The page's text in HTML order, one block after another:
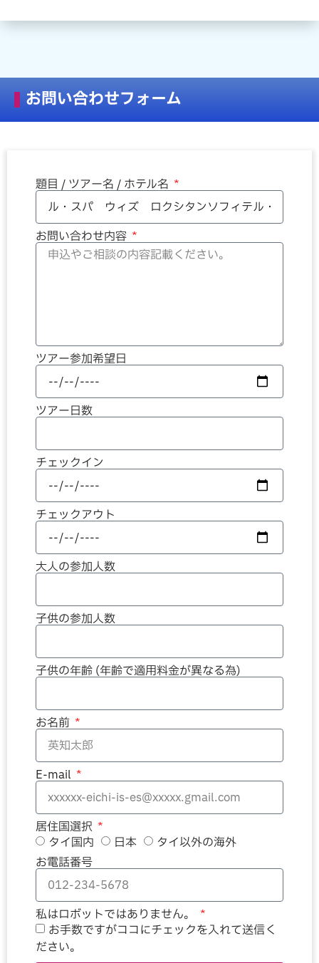
お問い合わせフォーム
題目 / ツアー名 / ホテル名
お問い合わせ内容
ツアー参加希望日
ツアー日数
チェックイン
チェックアウト
大人の参加人数
子供の参加人数
子供の年齢 (年齢で適用料金が異なる為)
お名前
E-mail
居住国選択
タイ国内
日本
タイ以外の海外
お電話番号
私はロボットではありません。
お手数ですがココにチェックを入れて送信く
ださい。